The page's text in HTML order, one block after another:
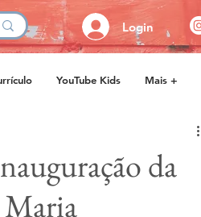
Login
YouTube Kids Mais +
da
Maria